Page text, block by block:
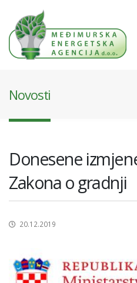
Novosti
Donesene
Zakona o gradnji
20.12.2019